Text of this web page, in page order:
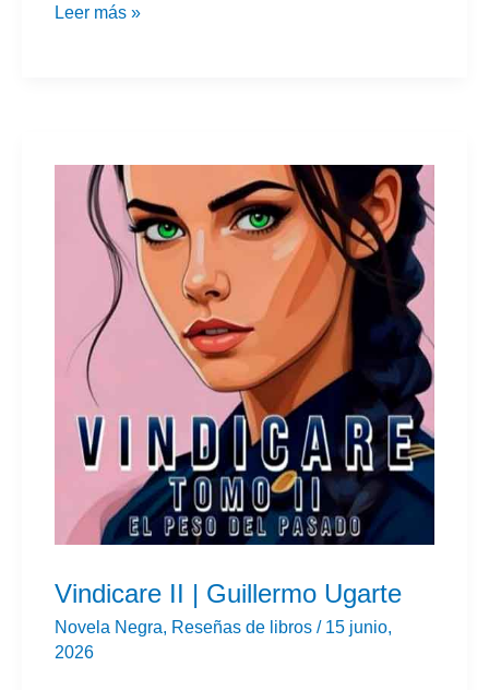
Los
Merenciano
Leer más »
Vindicare II | Guillermo Ugarte
Novela Negra, Reseñas de libros / 15 junio,
2026